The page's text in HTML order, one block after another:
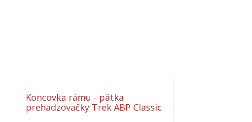
Koncovka rámu - pätka
prehadzovačky Trek ABP Classic